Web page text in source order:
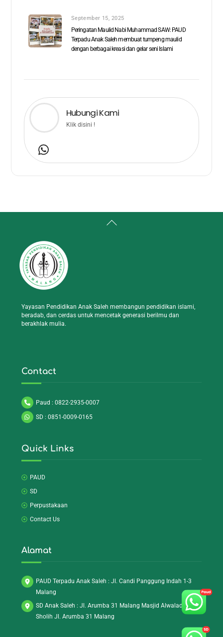
September 15, 2025
Peringatan Maulid Nabi Muhammad SAW: PAUD
Terpadu Anak Saleh membuat tumpeng maulid
dengan berbagai kreasi dan gelar seni Islami
Hubungi Kami
Klik disini !
Back
Yayasan Pendidikan Anak Saleh membangun pendidikan islami,
beradab, dan cerdas untuk mencetak generasi berilmu dan
berakhlak mulia.
Contact
Paud : 0822-2935-0007
SD : 0851-0009-0165
Quick Links
PAUD
SD
Perpustakaan
Contact Us
Alamat
PAUD Terpadu Anak Saleh : Jl. Candi Panggung Indah 1-3
Malang
SD Anak Saleh : Jl. Arumba 31 Malang Masjid Alwaladush
Sholih Jl. Arumba 31 Malang